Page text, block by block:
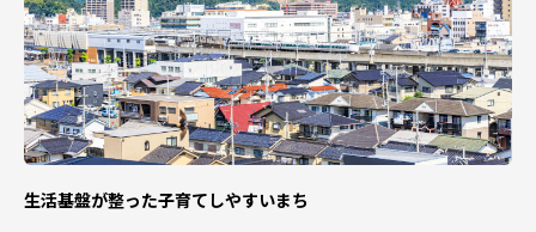
生活基盤が整った子育てしやすいまち